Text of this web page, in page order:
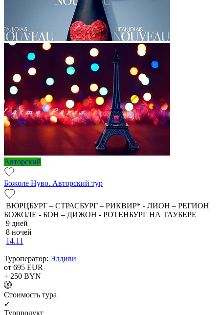
Авторский
Божоле Нуво. Авторский тур
ВЮРЦБУРГ – СТРАСБУРГ – РИКВИР* - ЛИОН – РЕГИОН
БОЖОЛЕ - БОН – ДИЖОН - РОТЕНБУРГ НА ТАУБЕРЕ
9 дней
8 ночей
14.11
Туроператор: Элдиви
от 695 EUR
+ 250 BYN
Cтоимость тура
✓
Турпродукт